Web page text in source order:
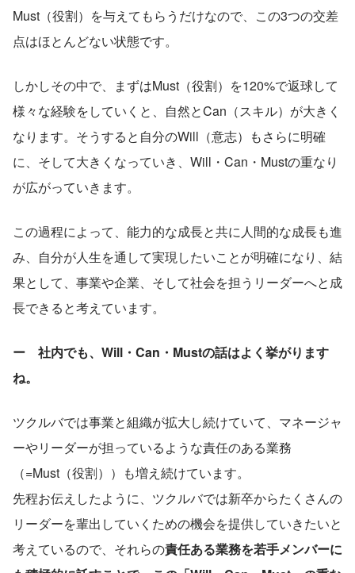
Must（役割）を与えてもらうだけなので、この3つの交差
点はほとんどない状態です。
しかしその中で、まずはMust（役割）を120%で返球して
様々な経験をしていくと、自然とCan（スキル）が大きく
なります。そうすると自分のWill（意志）もさらに明確
に、そして大きくなっていき、Will・Can・Mustの重なり
が広がっていきます。
この過程によって、能力的な成長と共に人間的な成長も進
み、自分が人生を通して実現したいことが明確になり、結
果として、事業や企業、そして社会を担うリーダーへと成
長できると考えています。
ー　社内でも、Will・Can・Mustの話はよく挙がります
ね。
ツクルバでは事業と組織が拡大し続けていて、マネージャ
ーやリーダーが担っているような責任のある業務
（=Must（役割））も増え続けています。
先程お伝えしたように、ツクルバでは新卒からたくさんの
リーダーを輩出していくための機会を提供していきたいと
考えているので、それらの責任ある業務を若手メンバーに